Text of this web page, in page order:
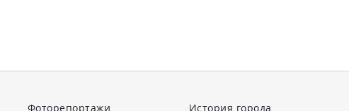
Фоторепортажи История города